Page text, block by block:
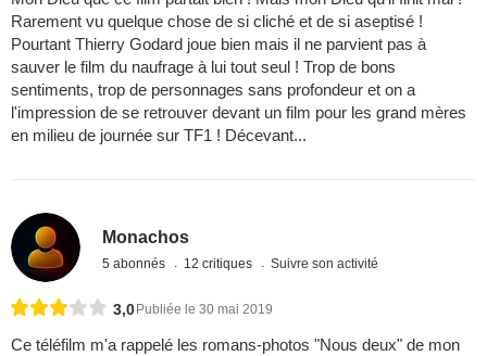
Rarement vu quelque chose de si cliché et de si aseptisé !
Pourtant Thierry Godard joue bien mais il ne parvient pas à
sauver le film du naufrage à lui tout seul ! Trop de bons
sentiments, trop de personnages sans profondeur et on a
l'impression de se retrouver devant un film pour les grand mères
en milieu de journée sur TF1 ! Décevant...
Monachos
5 abonnés 12 critiques Suivre son activité
3,0Publiée le 30 mai 2019
Ce téléfilm m'a rappelé les romans-photos "Nous deux" de mon